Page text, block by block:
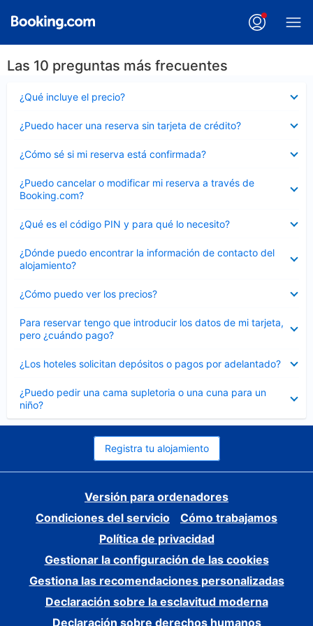
Las 10 preguntas más frecuentes
¿Qué incluye el precio?
cerrado
¿Puedo hacer una reserva sin tarjeta de crédito?
cerrado
¿Cómo sé si mi reserva está confirmada?
cerrado
¿Puedo cancelar o modificar mi reserva a través de
Booking.com?
cerrado
¿Qué es el código PIN y para qué lo necesito?
cerrado
¿Dónde puedo encontrar la información de contacto del
alojamiento?
cerrado
¿Cómo puedo ver los precios?
cerrado
Para reservar tengo que introducir los datos de mi tarjeta,
pero ¿cuándo pago?
cerrado
¿Los hoteles solicitan depósitos o pagos por adelantado?
cerrado
¿Puedo pedir una cama supletoria o una cuna para un
niño?
cerrado
Registra tu alojamiento
Versión para ordenadores
Condiciones del servicio
Cómo trabajamos
Política de privacidad
Gestionar la configuración de las cookies
Gestiona las recomendaciones personalizadas
Declaración sobre la esclavitud moderna
Declaración sobre derechos humanos